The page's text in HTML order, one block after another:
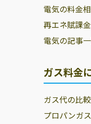
電気の料金
再エネ賦課
電気の記事
ガス料金
ガス代の比
プロパンガ